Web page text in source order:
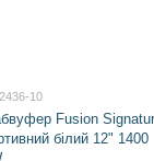
10
Fusion
білий 12" 1400